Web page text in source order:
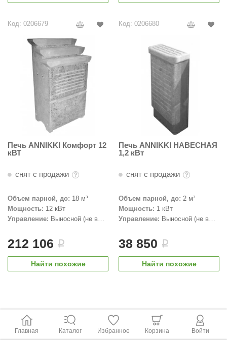
Код: 0206679
Печь ANNIKKI Комфорт 12
кВТ
снят с продажи
Объем парной, до: 18 м³
Мощность: 12 кВт
Управление: Выносной (не в
212 106 i
Найти похожие
Код: 0206680
Печь ANNIKKI НАВЕСНАЯ
1,2 кВт
снят с продажи
Объем парной, до: 2 м³
Мощность: 1 кВт
Управление: Выносной (не в
38 850 i
Найти похожие
Главная Каталог Избранное Корзина Войти